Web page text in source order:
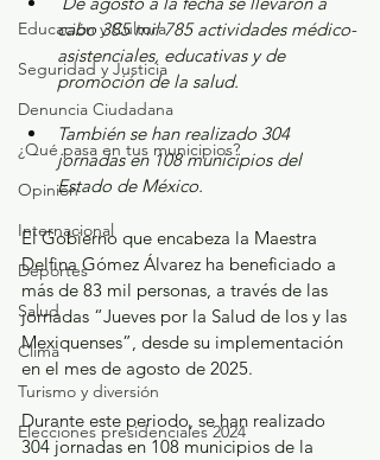
Educación y Cultura
Seguridad y Justicia
Denuncia Ciudadana
¿Qué pasa en tus municipios?
Opinión
Internacional
Deportes
Salud
Clima
Turismo y diversión
Elecciones presidenciales 2024
cabo 385 mil 785 actividades médico-
asistenciales, educativas y de
promoción de la salud.
También se han realizado 304
jornadas en 108 municipios del
Estado de México.
El Gobierno que encabeza la Maestra
Delfina Gómez Álvarez ha beneficiado a
más de 83 mil personas, a través de las
jornadas “Jueves por la Salud de los y las
Mexiquenses”, desde su implementación
en el mes de agosto de 2025.
Durante este periodo, se han realizado
304 jornadas en 108 municipios de la